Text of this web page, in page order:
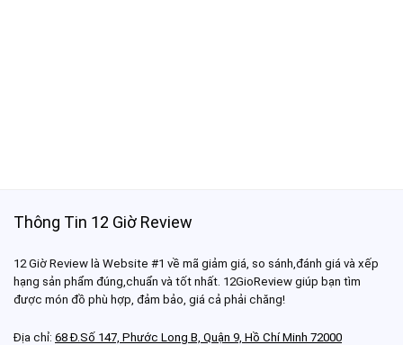
Thông Tin 12 Giờ Review
12 Giờ Review là Website #1 về mã giảm giá, so sánh,đánh giá và xếp
hạng sản phẩm đúng,chuẩn và tốt nhất. 12GioReview giúp bạn tìm
được món đồ phù hợp, đảm bảo, giá cả phải chăng!
Địa chỉ: 68 Đ.Số 147, Phước Long B, Quận 9, Hồ Chí Minh 72000